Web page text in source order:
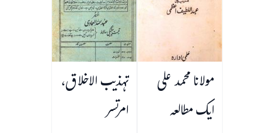
مولانا محمد علی
ایک مطالعہ
تہذیب الاخلاق،
امرتسر